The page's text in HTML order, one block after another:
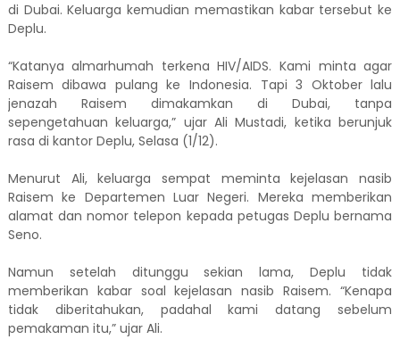
di Dubai. Keluarga kemudian memastikan kabar tersebut ke
Deplu.
“Katanya almarhumah terkena HIV/AIDS. Kami minta agar
Raisem dibawa pulang ke Indonesia. Tapi 3 Oktober lalu
jenazah Raisem dimakamkan di Dubai, tanpa
sepengetahuan keluarga,” ujar Ali Mustadi, ketika berunjuk
rasa di kantor Deplu, Selasa (1/12).
Menurut Ali, keluarga sempat meminta kejelasan nasib
Raisem ke Departemen Luar Negeri. Mereka memberikan
alamat dan nomor telepon kepada petugas Deplu bernama
Seno.
Namun setelah ditunggu sekian lama, Deplu tidak
memberikan kabar soal kejelasan nasib Raisem. “Kenapa
tidak diberitahukan, padahal kami datang sebelum
pemakaman itu,” ujar Ali.